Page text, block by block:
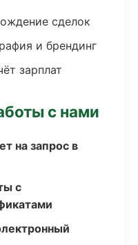
сделок
и брендинг
зарплат
с нами
на запрос в
с